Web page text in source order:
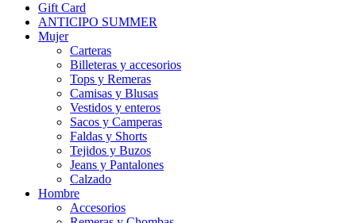
Gift Card
ANTICIPO SUMMER
Mujer
Carteras
Billeteras y accesorios
Tops y Remeras
Camisas y Blusas
Vestidos y enteros
Sacos y Camperas
Faldas y Shorts
Tejidos y Buzos
Jeans y Pantalones
Calzado
Hombre
Accesorios